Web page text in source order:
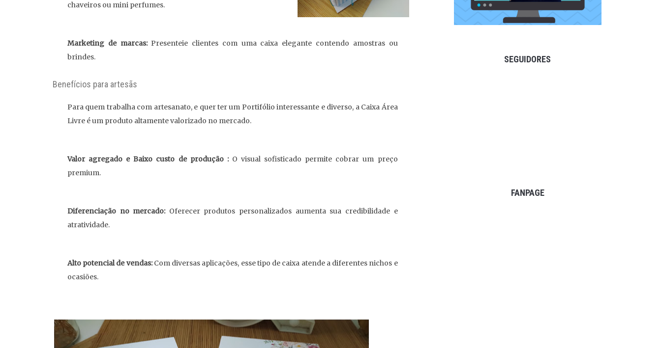
chaveiros ou mini perfumes.
Marketing de marcas:Presenteie clientes com uma caixa elegante contendo amostras ou
brindes.
Benefícios para artesãs
Para quem trabalha com artesanato, e quer ter um Portifólio interessante e diverso, a Caixa Área
Livre é um produto altamente valorizado no mercado.
Valor agregado e Baixo custo de produção :O visual sofisticado permite cobrar um preço
premium.
Diferenciação no mercado:Oferecer produtos personalizados aumenta sua credibilidade e
atratividade.
Alto potencial de vendas:Com diversas aplicações, esse tipo de caixa atende a diferentes nichos e
ocasiões.
SEGUIDORES
FANPAGE